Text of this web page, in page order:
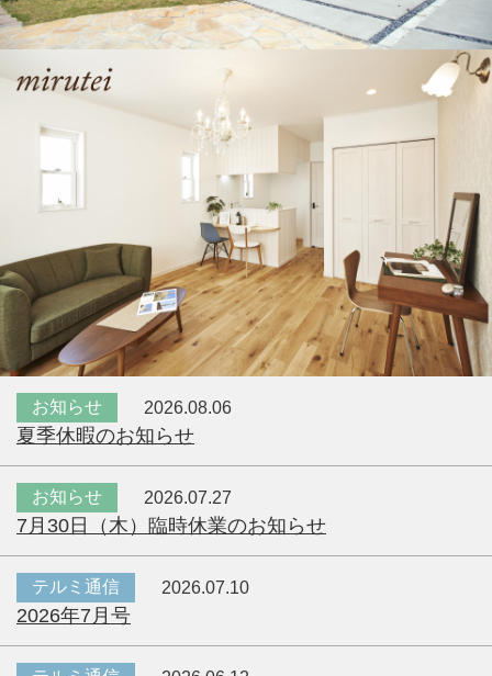
お知らせ 2026.08.06
夏季休暇のお知らせ
お知らせ 2026.07.27
7月30日（木）臨時休業のお知らせ
テルミ通信 2026.07.10
2026年7月号